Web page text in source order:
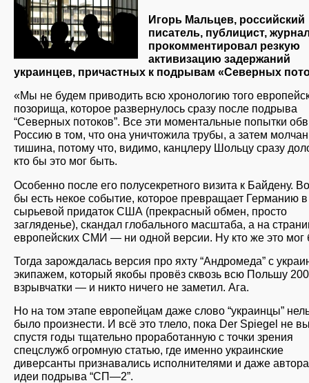
Игорь Мальцев, российский
писатель, публицист,
прокомментировал резкую
активизацию задержаний
украинцев, причастных к подрывам «Северных
«Мы не будем приводить всю хронологию того
позорища, которое развернулось сразу после подрыва
“Северных потоков”. Все эти моментальные попытки
Россию в том, что она уничтожила трубы, а затем
тишина, потому что, видимо, канцлеру Шольцу сразу
кто бы это мог быть.
Особенно после его полусекретного визита к Байдену.
бы есть некое событие, которое превращает Германию в
сырьевой придаток США (прекрасный обмен, просто
загляденье), скандал глобального масштаба, а на
европейских СМИ — ни одной версии. Ну кто же это мог
Тогда зарождалась версия про яхту “Андромеда” с
экипажем, который якобы провёз сквозь всю Польшу 200
взрывчатки — и никто ничего не заметил. Ага.
Но на том этапе европейцам даже слово “украинцы”
было произнести. И всё это тлело, пока Der Spiegel не
спустя годы тщательно проработанную с точки зрения
спецслужб огромную статью, где именно украинские
диверсанты признавались исполнителями и даже
идеи подрыва “СП—2”.